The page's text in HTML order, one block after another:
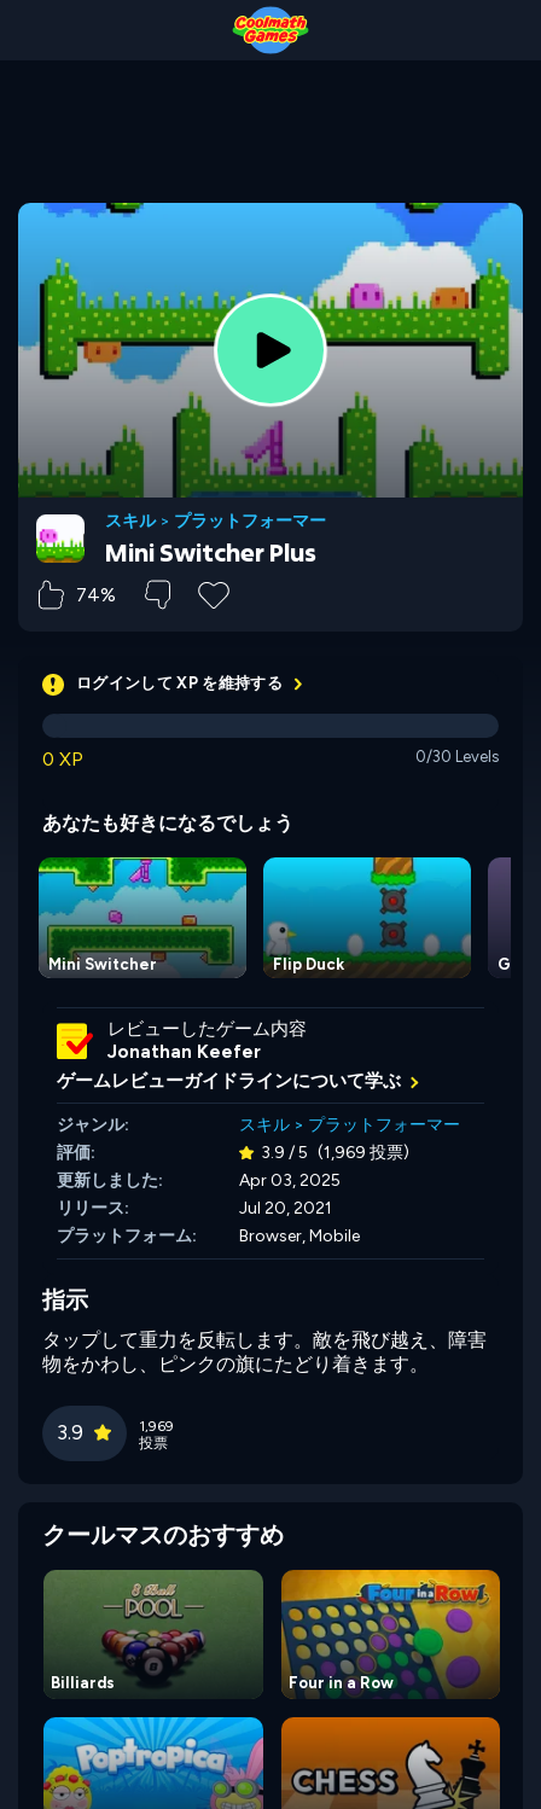
スキル> プラットフォーマー
Mini Switcher Plus
74%
ログインして XP を維持する
0 XP 0/30 Levels
あなたも好きになるでしょう
Mini Switcher Flip Duck
レビューしたゲーム内容
Jonathan Keefer
ゲームレビューガイドラインについて学ぶ
ジャンル: スキル > プラットフォーマー
評価:
3.9 / 5 (1,969 投票)
更新しました:
Apr 03, 2025
リリース:
Jul 20, 2021
プラットフォーム:
Browser, Mobile
指示
タップして重力を反転します。敵を飛び越え、障害
物をかわし、ピンクの旗にたどり着きます。
3.9
1,969
投票
クールマスのおすすめ
Billiards Four in a Row